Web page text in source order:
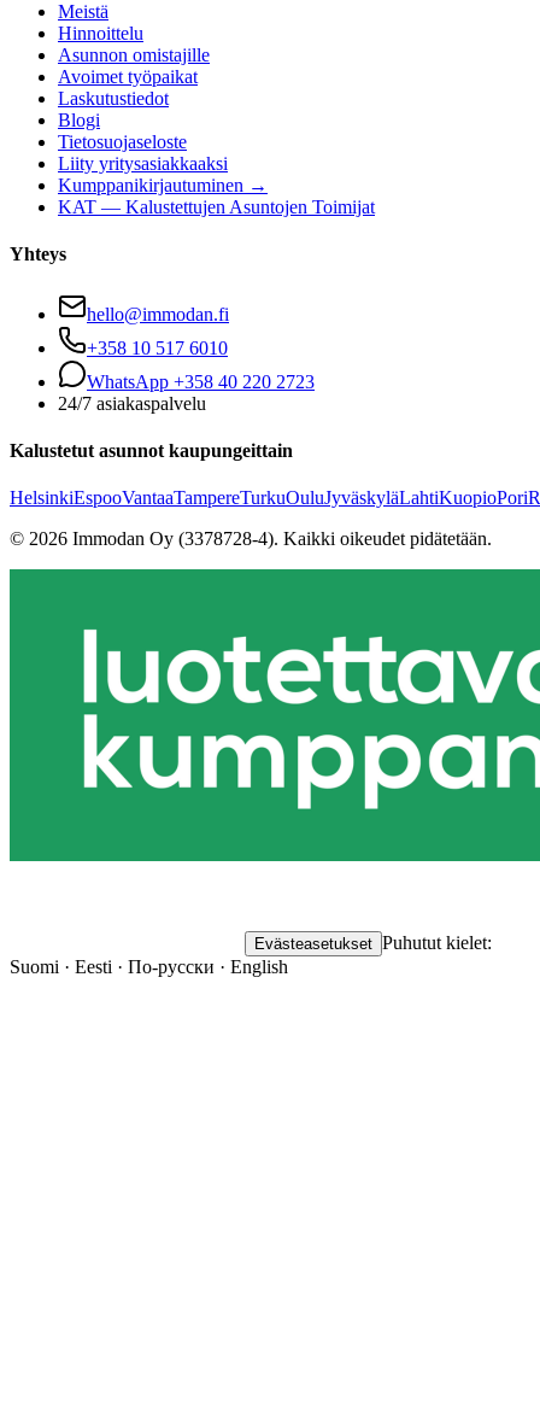
Meistä
Hinnoittelu
Asunnon omistajille
Avoimet työpaikat
Laskutustiedot
Blogi
Tietosuojaseloste
Liity yritysasiakkaaksi
Kumppanikirjautuminen →
KAT — Kalustettujen Asuntojen Toimijat
Yhteys
hello@immodan.fi
+358 10 517 6010
WhatsApp +358 40 220 2723
24/7 asiakaspalvelu
Kalustetut asunnot kaupungeittain
HelsinkiEspooVantaaTampereTurkuOuluJyväskyläLahtiKuopioPori
© 2026 Immodan Oy (3378728-4). Kaikki oikeudet pidätetään.
Evästeasetukset Puhutut kielet:
Suomi · Eesti · По-русски · English